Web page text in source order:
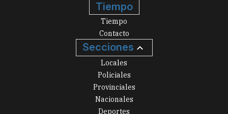
Tiempo
Tiempo
Contacto
Secciones
Locales
Policiales
Provinciales
Nacionales
Deportes